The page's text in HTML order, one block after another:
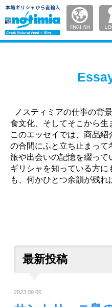
ノスティミアの仕事の背
食文化、そしてそこから生
このエッセイでは、商品
の合間にふと立ち止まって
旅や出会いの記憶を綴って
ギリシャを知っている方に
も、何かひとつ余韻が残れ
最新投稿
2023.09.06